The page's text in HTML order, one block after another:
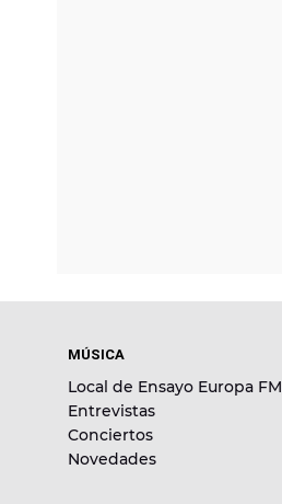
MÚSICA
Local de Ensayo Europa FM
Entrevistas
Conciertos
Novedades